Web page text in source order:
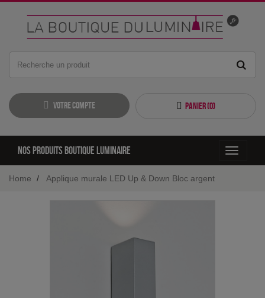
Votre compte Panier (0)
Toggle
Nos produits boutique luminaire
Home Applique murale LED Up & Down Bloc argent